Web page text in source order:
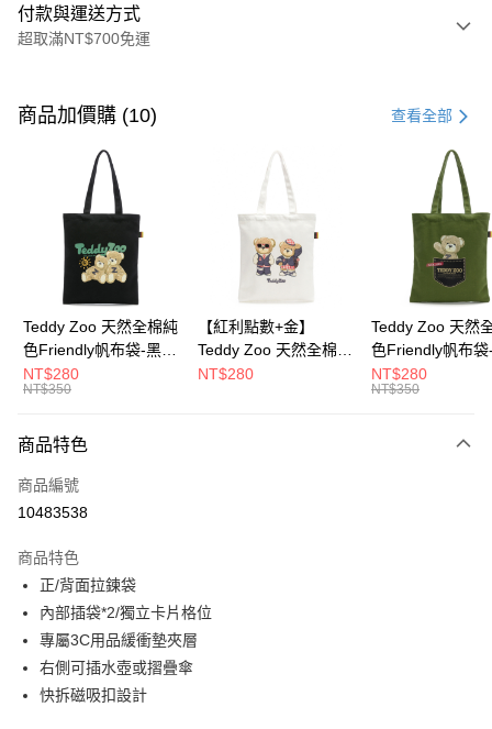
付款與運送方式
超取滿NT$700免運
信用卡一次付款
超商取貨付款
Apple Pay
街口支付
大哥付你分期
相關說明
2.付款方式選擇「大哥付你分期」，訂單成立後會自動跳轉到大哥付的交易
成交易。
3.實際核准額度、可分期數及費用金額請依後續交易確認頁面所載為準。
消。如遇「轉專審核」未通過狀況，表示未達大哥付你分期系統評分，恕無
法說明評估內容。
【繳款方式說明】
1.分期款項不併入電信帳單，「大哥付你分期」於每月結算日後寄送繳費提
2.透過簡訊連結打開帳單後，可選擇「超商條碼／台灣大直營門市／銀行轉
帳／街口支付／iPASS MONEY」等通路繳費。
【注意事項】
運送方式
全家取貨付款
付款後全家取貨
每筆NT$100，滿NT$700(含以上)免運費
每筆NT$100，滿NT$900(含以上)免運費
商品加價購 (10) 查看全部
Teddy Zoo 天然全棉純
色Friendly帆布袋-黑色
(TZB107)
NT$280
NT$350
【紅利點數+金】
Teddy Zoo 天然全棉純
色Friendly帆布袋-白色
NT$280
Teddy Zoo 天然
色Friendly帆布袋
色(TZB107)
NT$280
NT$350
商品特色
商品編號
10483538
商品特色
正/背面拉鍊袋
內部插袋*2/獨立卡片格位
專屬3C用品緩衝墊夾層
右側可插水壺或摺疊傘
快拆磁吸扣設計